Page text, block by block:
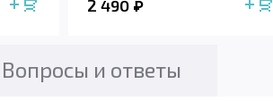
2 490
Вопросы и ответы